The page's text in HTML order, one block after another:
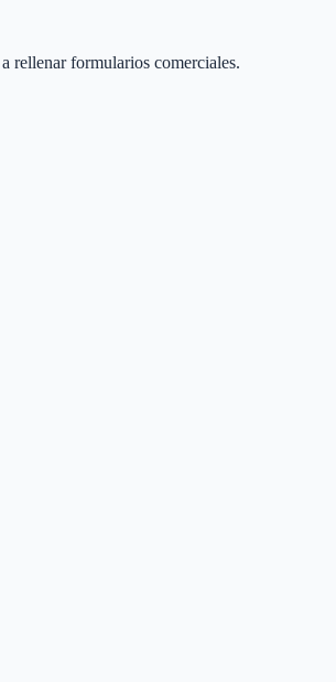
rellenar formularios comerciales.